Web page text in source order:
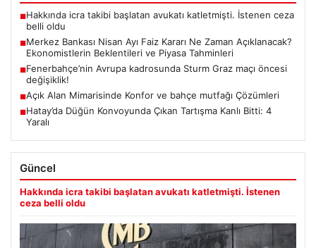
■Hakkında icra takibi başlatan avukatı katletmişti. İstenen ceza
belli oldu
■Merkez Bankası Nisan Ayı Faiz Kararı Ne Zaman Açıklanacak?
Ekonomistlerin Beklentileri ve Piyasa Tahminleri
■Fenerbahçe’nin Avrupa kadrosunda Sturm Graz maçı öncesi
değişiklik!
■Açık Alan Mimarisinde Konfor ve bahçe mutfağı Çözümleri
■Hatay’da Düğün Konvoyunda Çıkan Tartışma Kanlı Bitti: 4
Yaralı
Güncel
Hakkında icra takibi başlatan avukatı katletmişti. İstenen
ceza belli oldu